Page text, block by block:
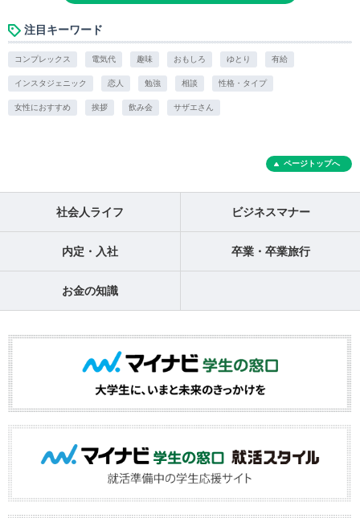
注目キーワード
コンプレックス 電気代 趣味 おもしろ ゆとり 有給
インスタジェニック 恋人 勉強 相談 性格・タイプ
女性におすすめ 挨拶 飲み会 サザエさん
ページトップへ
社会人ライフ ビジネスマナー
内定・入社 卒業・卒業旅行
お金の知識